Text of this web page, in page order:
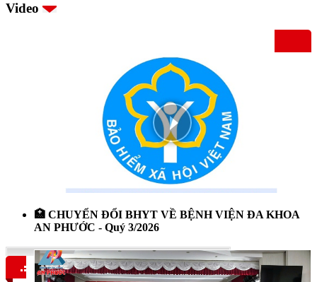
Video
🏥 CHUYỂN ĐỔI BHYT VỀ BỆNH VIỆN ĐA KHOA
AN PHƯỚC - Quý 3/2026